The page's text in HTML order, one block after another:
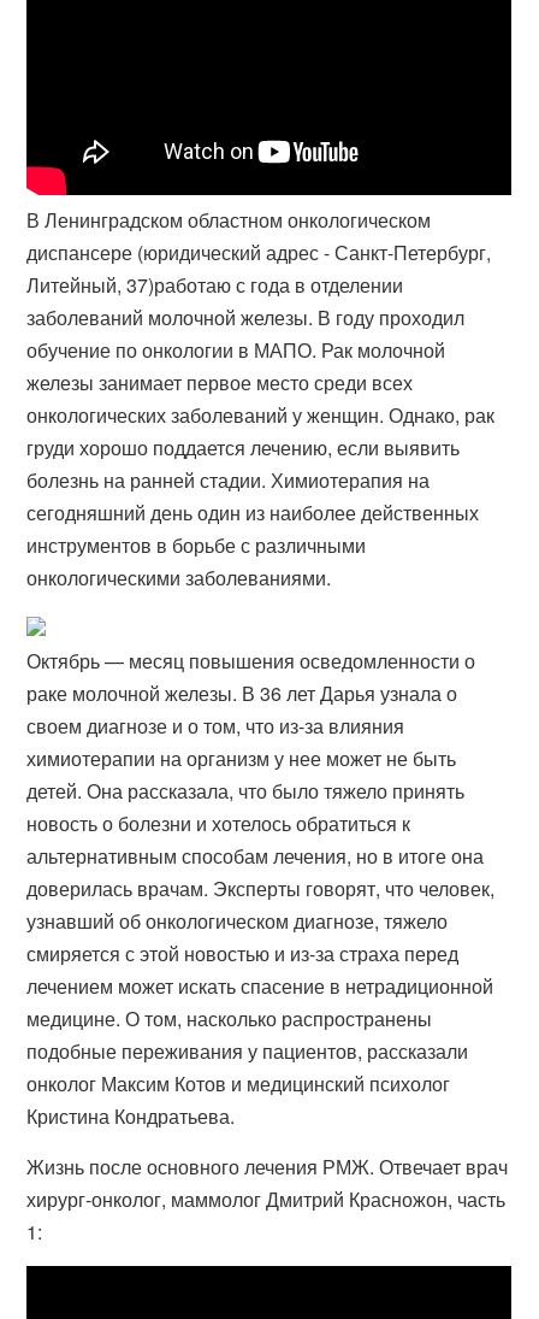
В Ленинградском областном онкологическом
диспансере (юридический адрес - Санкт-Петербург,
Литейный, 37)работаю с года в отделении
заболеваний молочной железы. В году проходил
обучение по онкологии в МАПО. Рак молочной
железы занимает первое место среди всех
онкологических заболеваний у женщин. Однако, рак
груди хорошо поддается лечению, если выявить
болезнь на ранней стадии. Химиотерапия на
сегодняшний день один из наиболее действенных
инструментов в борьбе с различными
онкологическими заболеваниями.
Октябрь — месяц повышения осведомленности о
раке молочной железы. В 36 лет Дарья узнала о
своем диагнозе и о том, что из-за влияния
химиотерапии на организм у нее может не быть
детей. Она рассказала, что было тяжело принять
новость о болезни и хотелось обратиться к
альтернативным способам лечения, но в итоге она
доверилась врачам. Эксперты говорят, что человек,
узнавший об онкологическом диагнозе, тяжело
смиряется с этой новостью и из-за страха перед
лечением может искать спасение в нетрадиционной
медицине. О том, насколько распространены
подобные переживания у пациентов, рассказали
онколог Максим Котов и медицинский психолог
Кристина Кондратьева.
Жизнь после основного лечения РМЖ. Отвечает врач
хирург-онколог, маммолог Дмитрий Красножон, часть
1: